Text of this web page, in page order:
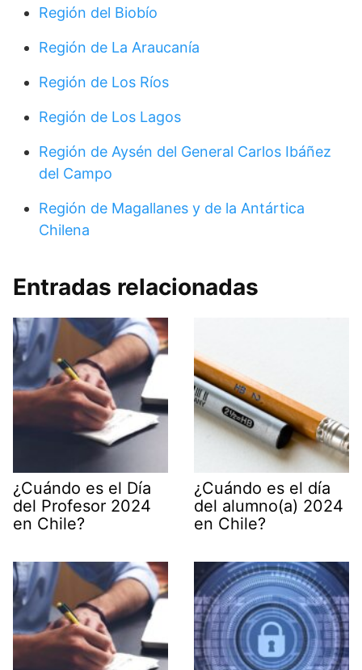
Región del Biobío
Región de La Araucanía
Región de Los Ríos
Región de Los Lagos
Región de Aysén del General Carlos Ibáñez
del Campo
Región de Magallanes y de la Antártica
Chilena
Entradas relacionadas
¿Cuándo es el Día
del Profesor 2024
en Chile?
¿Cuándo es el día
del alumno(a) 2024
en Chile?